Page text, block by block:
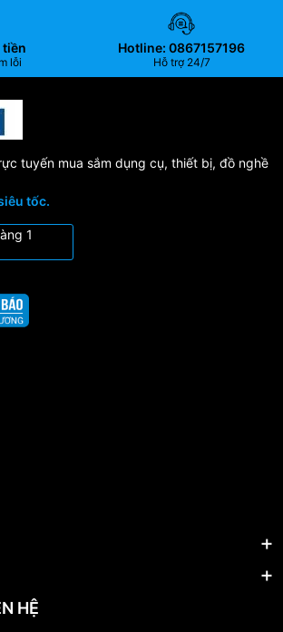
tiền
lỗi
Hotline: 0867157196
Hỗ trợ 24/7
tuyến mua sắm dụng cụ, thiết bị, đồ nghề
tốc.
1
HỆ